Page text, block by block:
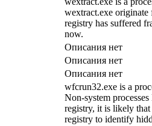
wextract.exe originate
registry has suffered
now.
Описания нет
Описания нет
Описания нет
wfcrun32.exe is a
Non-system
registry, it is likely
registry to identify